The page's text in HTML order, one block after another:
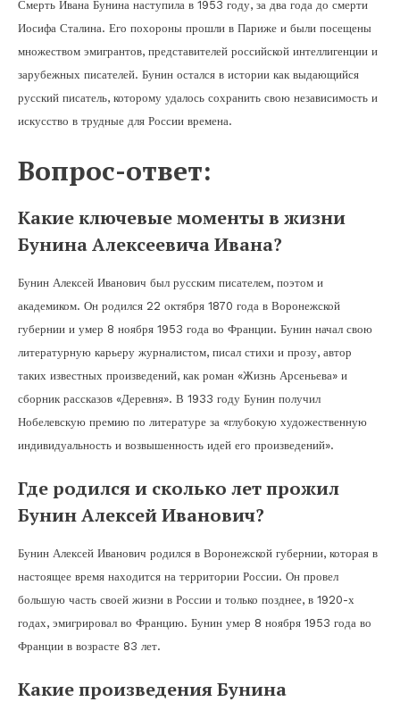
Смерть Ивана Бунина наступила в 1953 году, за два года до смерти
Иосифа Сталина. Его похороны прошли в Париже и были посещены
множеством эмигрантов, представителей российской интеллигенции и
зарубежных писателей. Бунин остался в истории как выдающийся
русский писатель, которому удалось сохранить свою независимость и
искусство в трудные для России времена.
Вопрос-ответ:
Какие ключевые моменты в жизни
Бунина Алексеевича Ивана?
Бунин Алексей Иванович был русским писателем, поэтом и
академиком. Он родился 22 октября 1870 года в Воронежской
губернии и умер 8 ноября 1953 года во Франции. Бунин начал свою
литературную карьеру журналистом, писал стихи и прозу, автор
таких известных произведений, как роман «Жизнь Арсеньева» и
сборник рассказов «Деревня». В 1933 году Бунин получил
Нобелевскую премию по литературе за «глубокую художественную
индивидуальность и возвышенность идей его произведений».
Где родился и сколько лет прожил
Бунин Алексей Иванович?
Бунин Алексей Иванович родился в Воронежской губернии, которая в
настоящее время находится на территории России. Он провел
большую часть своей жизни в России и только позднее, в 1920-х
годах, эмигрировал во Францию. Бунин умер 8 ноября 1953 года во
Франции в возрасте 83 лет.
Какие произведения Бунина